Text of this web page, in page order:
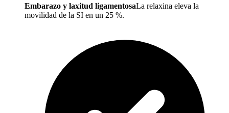
Embarazo y laxitud ligamentosaLa relaxina eleva la
movilidad de la SI en un 25 %.